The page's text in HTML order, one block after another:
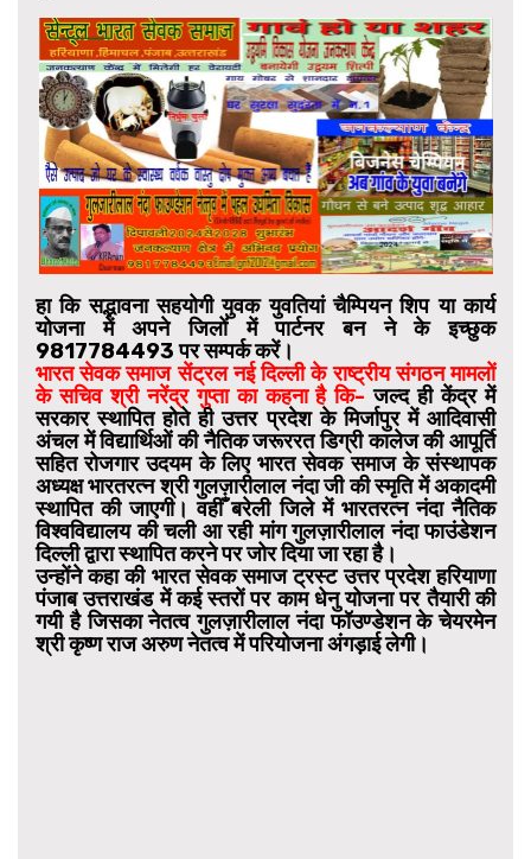
हा कि सद्भावना सहयोगी युवक युवतियां चैम्पियन शिप या कार्य
योजना में अपने जिलों में पार्टनर बन ने के इच्छुक
9817784493 पर सम्पर्क करें।
भारत सेवक समाज सेंट्रल नई दिल्ली के राष्ट्रीय संगठन मामलों
के सचिव श्री नरेंद्र गुप्ता का कहना है कि- जल्द ही केंद्र में
सरकार स्थापित होते ही उत्तर प्रदेश के मिर्जापुर में आदिवासी
अंचल में विद्यार्थिओं की नैतिक जरूररत डिग्री कालेज की आपूर्ति
सहित रोजगार उदयम के लिए भारत सेवक समाज के संस्थापक
अध्यक्ष भारतरत्न श्री गुलज़ारीलाल नंदा जी की स्मृति में अकादमी
स्थापित की जाएगी। वहीँ बरेली जिले में भारतरत्न नंदा नैतिक
विश्वविद्यालय की चली आ रही मांग गुलज़ारीलाल नंदा फाउंडेशन
दिल्ली द्वारा स्थापित करने पर जोर दिया जा रहा है।
उन्होंने कहा की भारत सेवक समाज ट्रस्ट उत्तर प्रदेश हरियाणा
पंजाब उत्तराखंड में कई स्तरों पर काम धेनु योजना पर तैयारी की
गयी है जिसका नेतत्व गुलज़ारीलाल नंदा फॉउण्डेशन के चेयरमेन
श्री कृष्ण राज अरुण नेतत्व में परियोजना अंगड़ाई लेगी।